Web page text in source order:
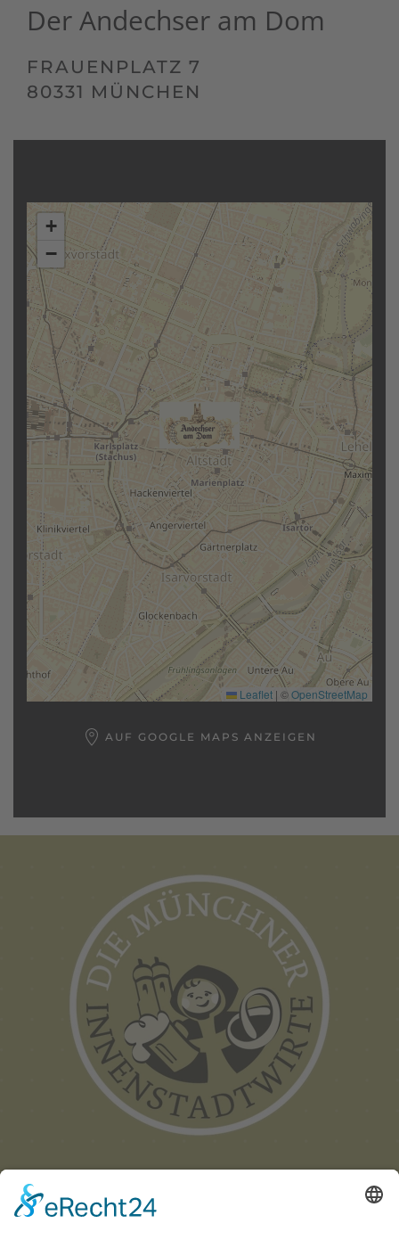
Der Andechser am Dom
FRAUENPLATZ 7
80331 MÜNCHEN
+
−
Leaflet | ©OpenStreetMap
AUF GOOGLE MAPS ANZEIGEN
Münchner